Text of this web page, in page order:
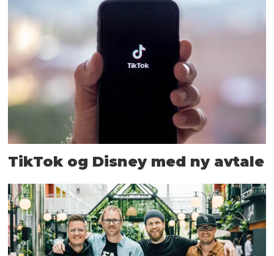
TikTok og Disney med ny avtale